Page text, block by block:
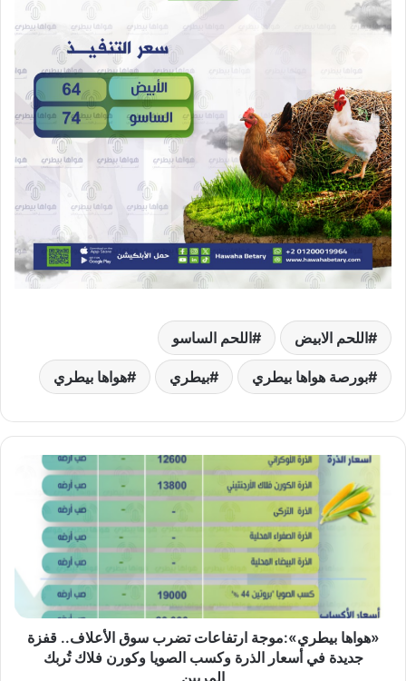
اللحم الابيض اللحم الساسو
بورصة هواها بيطري بيطري هواها بيطري
«هواها
بيطري»:موجة
ارتفاعات
تضرب
في
أسعار
«هواها بيطري»:موجة ارتفاعات تضرب سوق الأعلاف.. قفزة
جديدة في أسعار الذرة وكسب الصويا وكورن فلاك تُربك
المربين